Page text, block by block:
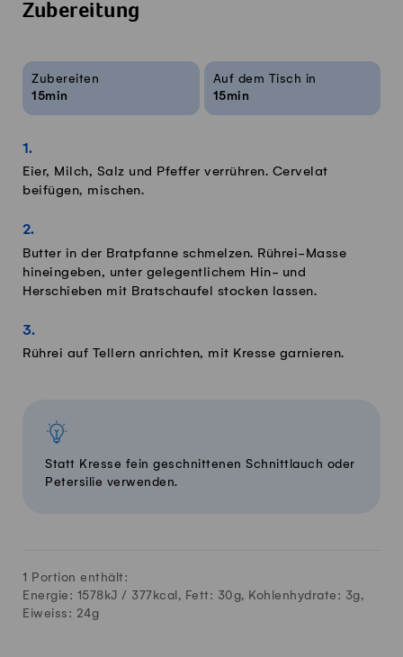
Zubereitung
Rezeptinfos
Zubereiten
15min
Auf dem Tisch in
15min
Eier, Milch, Salz und Pfeffer verrühren. Cervelat
beifügen, mischen.
Butter in der Bratpfanne schmelzen. Rührei-Masse
hineingeben, unter gelegentlichem Hin- und
Herschieben mit Bratschaufel stocken lassen.
Rührei auf Tellern anrichten, mit Kresse garnieren.
Statt Kresse fein geschnittenen Schnittlauch oder
Petersilie verwenden.
1 Portion enthält:
Energie: 1578kJ / 377 kcal, Fett: 30g, Kohlenhydrate: 3g,
Eiweiss: 24g